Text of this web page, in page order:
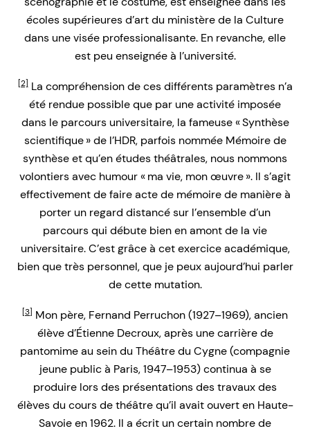
écoles supérieures d’art du ministère de la Culture
dans une visée professionalisante. En revanche, elle
est peu enseignée à l’université.
[2]La compréhension de ces différents paramètres n’a
été rendue possible que par une activité imposée
dans le parcours universitaire, la fameuse « Synthèse
scientifique » de l’HDR, parfois nommée Mémoire de
synthèse et qu’en études théâtrales, nous nommons
volontiers avec humour « ma vie, mon œuvre ». Il s’agit
effectivement de faire acte de mémoire de manière à
porter un regard distancé sur l’ensemble d’un
parcours qui débute bien en amont de la vie
universitaire. C’est grâce à cet exercice académique,
bien que très personnel, que je peux aujourd’hui parler
de cette mutation.
[3] Mon père, Fernand Perruchon (1927–1969), ancien
élève d’Étienne Decroux, après une carrière de
pantomime au sein du Théâtre du Cygne (compagnie
jeune public à Paris, 1947–1953) continua à se
produire lors des présentations des travaux des
élèves du cours de théâtre qu’il avait ouvert en Haute-
Savoie en 1962. Il a écrit un certain nombre de